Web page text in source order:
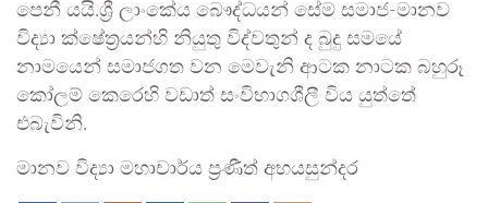
පෙනී යයි.ශ්‍රී ලාංකේය බෞද්ධයන් සේම සමාජ-මානව
විද්‍යා ක්ෂේත්‍රයන්හි නියුතු විද්වතුන් ද බුදු සමයේ
නාමයෙන් සමාජගත වන මෙවැනි ආටක නාටක බහුරූ
කෝලම් කෙරෙහි වඩාත් සංවිභාගශීලී විය යුත්තේ
එබැවිනි.
මානව විද්‍යා මහාචාර්ය ප්‍රණීත් අභයසුන්දර